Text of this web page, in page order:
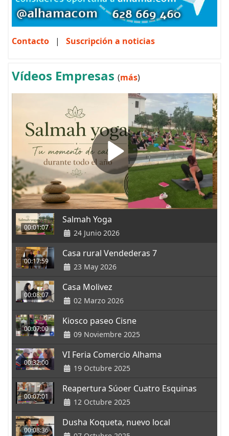
Contacto | Suscripción a noticias
Vídeos Empresas (más)
00:01:07
Salmah Yoga
24 Junio 2026
00:17:59
Casa rural Vendederas 7
23 May 2026
00:08:07
Casa Molivez
02 Marzo 2026
00:07:00
Kiosco paseo Cisne
09 Noviembre 2025
00:32:00
VI Feria Comercio Alhama
19 Octubre 2025
00:07:01
Reapertura Súoer Cuatro Esquinas
12 Octubre 2025
00:08:36
Dusha Koqueta, nuevo local